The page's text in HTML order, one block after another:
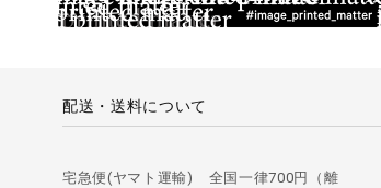
配送・送料について
宅急便(ヤマト運輸) 全国一律700円（離